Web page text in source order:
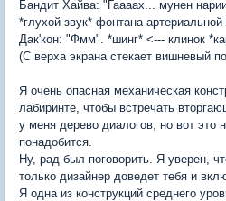
Бандит Хайва: "Гаааах... мунен
*глухой звук* фонтана артериальной
Дак'кон: "Фмм". *шинг* <--- клинок
(С верха экрана стекает вишневый
Я очень опасная механическая
лабиринте, чтобы встречать
у меня дерево диалогов, но вот это
понадобится.
Ну, рад был поговорить. Я уверен,
только дизайнер доведет тебя и
Я одна из конструкций среднего